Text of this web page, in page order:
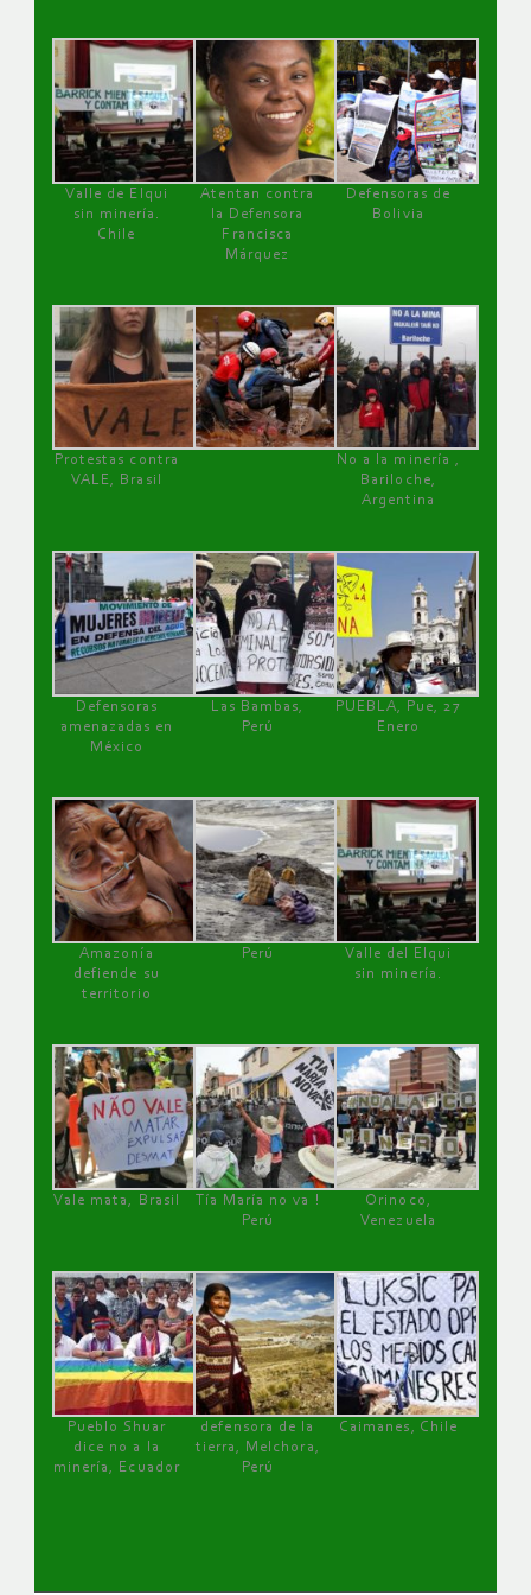
Valle de Elqui
sin minería.
Chile
Atentan contra
la Defensora
Francisca
Márquez
Defensoras de
Bolivia
Protestas contra
VALE, Brasil
No a la minería ,
Bariloche,
Argentina
Defensoras
amenazadas en
México
Las Bambas,
Perú
PUEBLA, Pue, 27
Enero
Amazonía
defiende su
territorio
Perú
Valle del Elqui
sin minería.
Vale mata, Brasil
Tía María no va !
Perú
Orinoco,
Venezuela
Pueblo Shuar
dice no a la
minería, Ecuador
defensora de la
tierra, Melchora,
Perú
Caimanes, Chile